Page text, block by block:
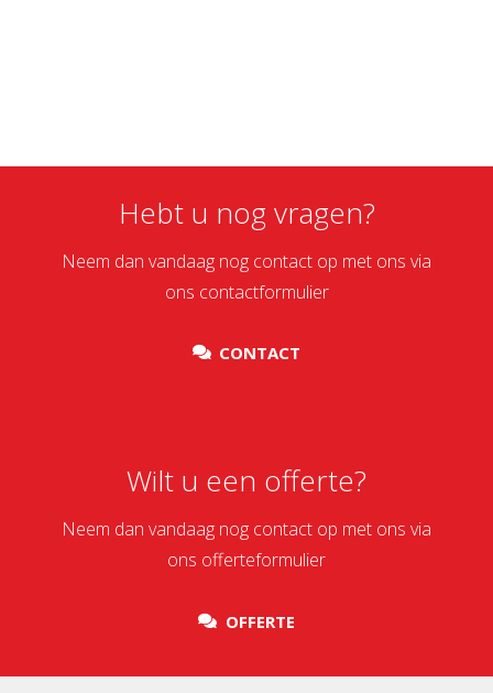
Wilms
Hebt u nog vragen?
Neem dan vandaag nog contact op met ons via
ons contactformulier
CONTACT
Wilt u een offerte?
Neem dan vandaag nog contact op met ons via
ons offerteformulier
OFFERTE